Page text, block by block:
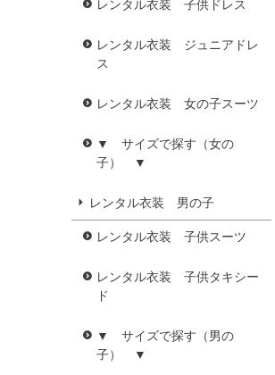
レンタル衣装 子供ドレス
レンタル衣装 ジュニアドレ
ス
レンタル衣装 女の子スーツ
▼ サイズで探す（女の
子） ▼
レンタル衣装 男の子
レンタル衣装 子供スーツ
レンタル衣装 子供タキシー
ド
▼ サイズで探す（男の
子） ▼